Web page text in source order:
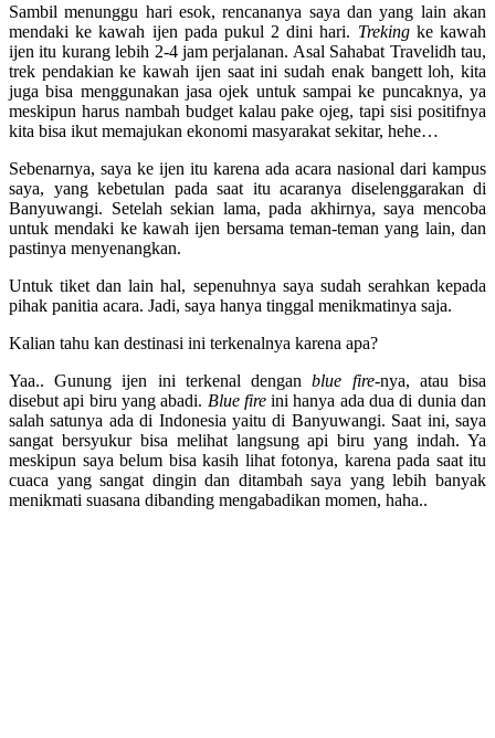
Sambil menunggu hari esok, rencananya saya dan yang lain akan
mendaki ke kawah ijen pada pukul 2 dini hari. Trekingke kawah
ijen itu kurang lebih 2-4 jam perjalanan. Asal Sahabat Travelidh tau,
trek pendakian ke kawah ijen saat ini sudah enak bangett loh, kita
juga bisa menggunakan jasa ojek untuk sampai ke puncaknya, ya
meskipun harus nambah budget kalau pake ojeg, tapi sisi positifnya
kita bisa ikut memajukan ekonomi masyarakat sekitar, hehe…
Sebenarnya, saya ke ijen itu karena ada acara nasional dari kampus
saya, yang kebetulan pada saat itu acaranya diselenggarakan di
Banyuwangi. Setelah sekian lama, pada akhirnya, saya mencoba
untuk mendaki ke kawah ijen bersama teman-teman yang lain, dan
pastinya menyenangkan.
Untuk tiket dan lain hal, sepenuhnya saya sudah serahkan kepada
pihak panitia acara. Jadi, saya hanya tinggal menikmatinya saja.
Kalian tahu kan destinasi ini terkenalnya karena apa?
Yaa.. Gunung ijen ini terkenal denganblue fire-nya, atau bisa
disebut api biru yang abadi. Blue fireini hanya ada dua di dunia dan
salah satunya ada di Indonesia yaitu di Banyuwangi. Saat ini, saya
sangat bersyukur bisa melihat langsung api biru yang indah. Ya
meskipun saya belum bisa kasih lihat fotonya, karena pada saat itu
cuaca yang sangat dingin dan ditambah saya yang lebih banyak
menikmati suasana dibanding mengabadikan momen, haha..